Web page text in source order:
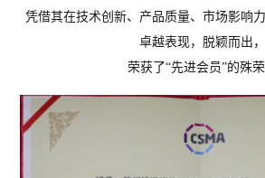
凭借其在技术创新、产品质量、市场影响
卓越表现，脱颖而出，
荣获了“先进会员”的殊荣